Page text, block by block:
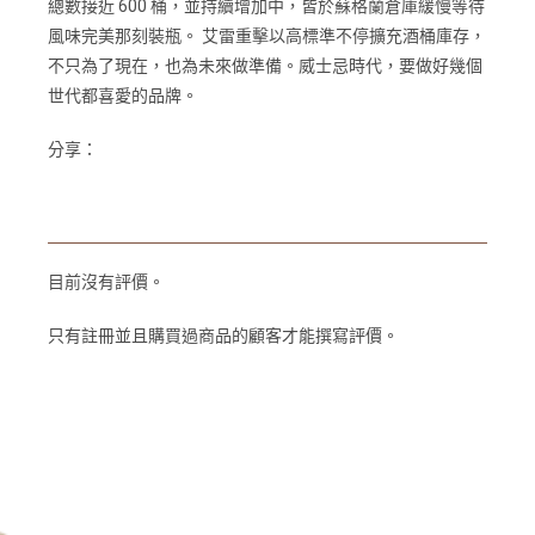
總數接近 600 桶，並持續增加中，皆於蘇格蘭倉庫緩慢等待
風味完美那刻裝瓶。 艾雷重擊以高標準不停擴充酒桶庫存，
不只為了現在，也為未來做準備。威士忌時代，要做好幾個
世代都喜愛的品牌。
分享：
目前沒有評價。
只有註冊並且購買過商品的顧客才能撰寫評價。